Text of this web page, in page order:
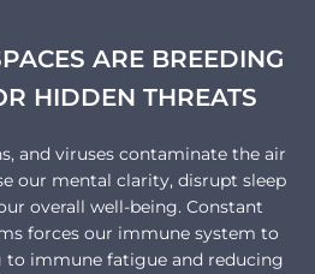
ARE BREEDING
HIDDEN THREATS
and viruses contaminate the air
our mental clarity, disrupt sleep
overall well-being. Constant
forces our immune system to
to immune fatigue and reducing